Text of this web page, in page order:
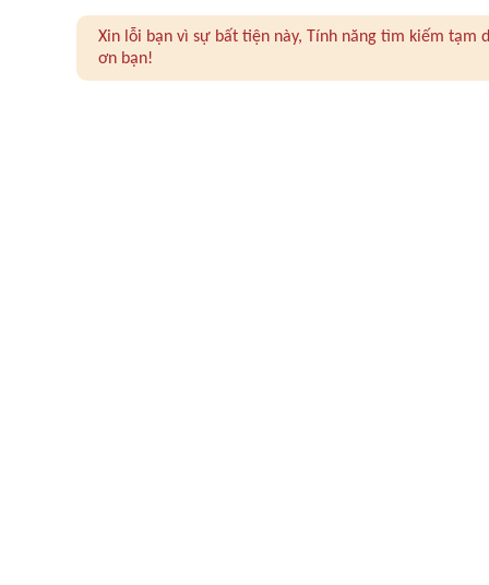
Xin lỗi bạn vì sự bất tiện này, Tính năng tìm kiếm
ơn bạn!